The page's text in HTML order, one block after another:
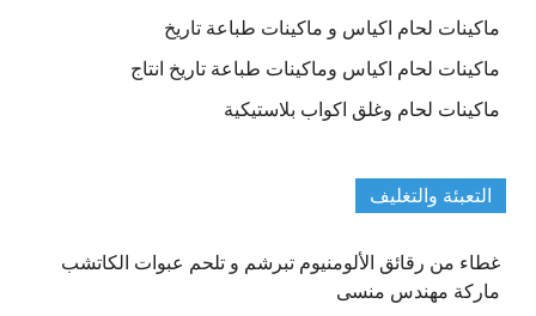
ماكينات لحام اكياس و ماكينات طباعة تاريخ
ماكينات لحام اكياس وماكينات طباعة تاريخ انتاج
ماكينات لحام وغلق اكواب بلاستيكية
التعبئة والتغليف
غطاء من رقائق الألومنيوم تبرشم و تلحم عبوات الكاتشب
ماركة مهندس منسى